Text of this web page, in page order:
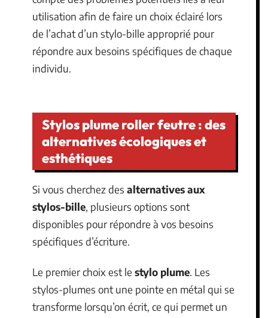
utilisation afin de faire un choix éclairé lors
de l’achat d’un stylo-bille approprié pour
répondre aux besoins spécifiques de chaque
individu.
Stylos plume roller feutre : des
alternatives écologiques et
esthétiques
Si vous cherchez des alternatives aux
stylos-bille, plusieurs options sont
disponibles pour répondre à vos besoins
spécifiques d’écriture.
Le premier choix est le stylo plume. Les
stylos-plumes ont une pointe en métal qui se
transforme lorsqu’on écrit, ce qui permet un